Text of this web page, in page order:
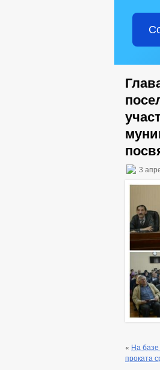
3
« На
проката